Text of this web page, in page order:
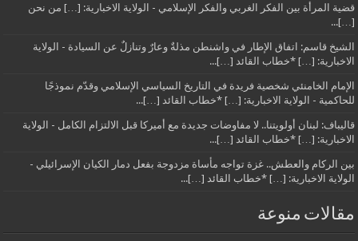
قضية المرأة بين الفكر الغربي والفكر الإسلامي - الولاية الاخبارية: […] من نحن
[…]...
الشيخ قاسم: اتفاق الإطار في واشنطن مذلةٌ وعارٌ وتنازلٌ عن السيادة - الولاية
الاخبارية: […] *خطاب القائد […]...
الإمام الخامنئي شخصية فريدة في التاريخ السياسي الإسلامي وقدّم نموذجًا
للحاكمية - الولاية الاخبارية: […] *خطاب القائد […]...
قاليباف: لبنان أولويتنا.. لا مفاوضات جديدة مع أميركا قبل الالتزام الكامل - الولاية
الاخبارية: […] *خطاب القائد […]...
بين الركام والعطش.. غزة تواجه مأساة مزدوجة بفعل دمار الكيان الإسرائيلي -
الولاية الاخبارية: […] *خطاب القائد […]...
مقالات منوعة